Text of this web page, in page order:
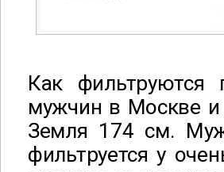
Как
мужчин в Москве
Земля 174 см.
фильтруется у